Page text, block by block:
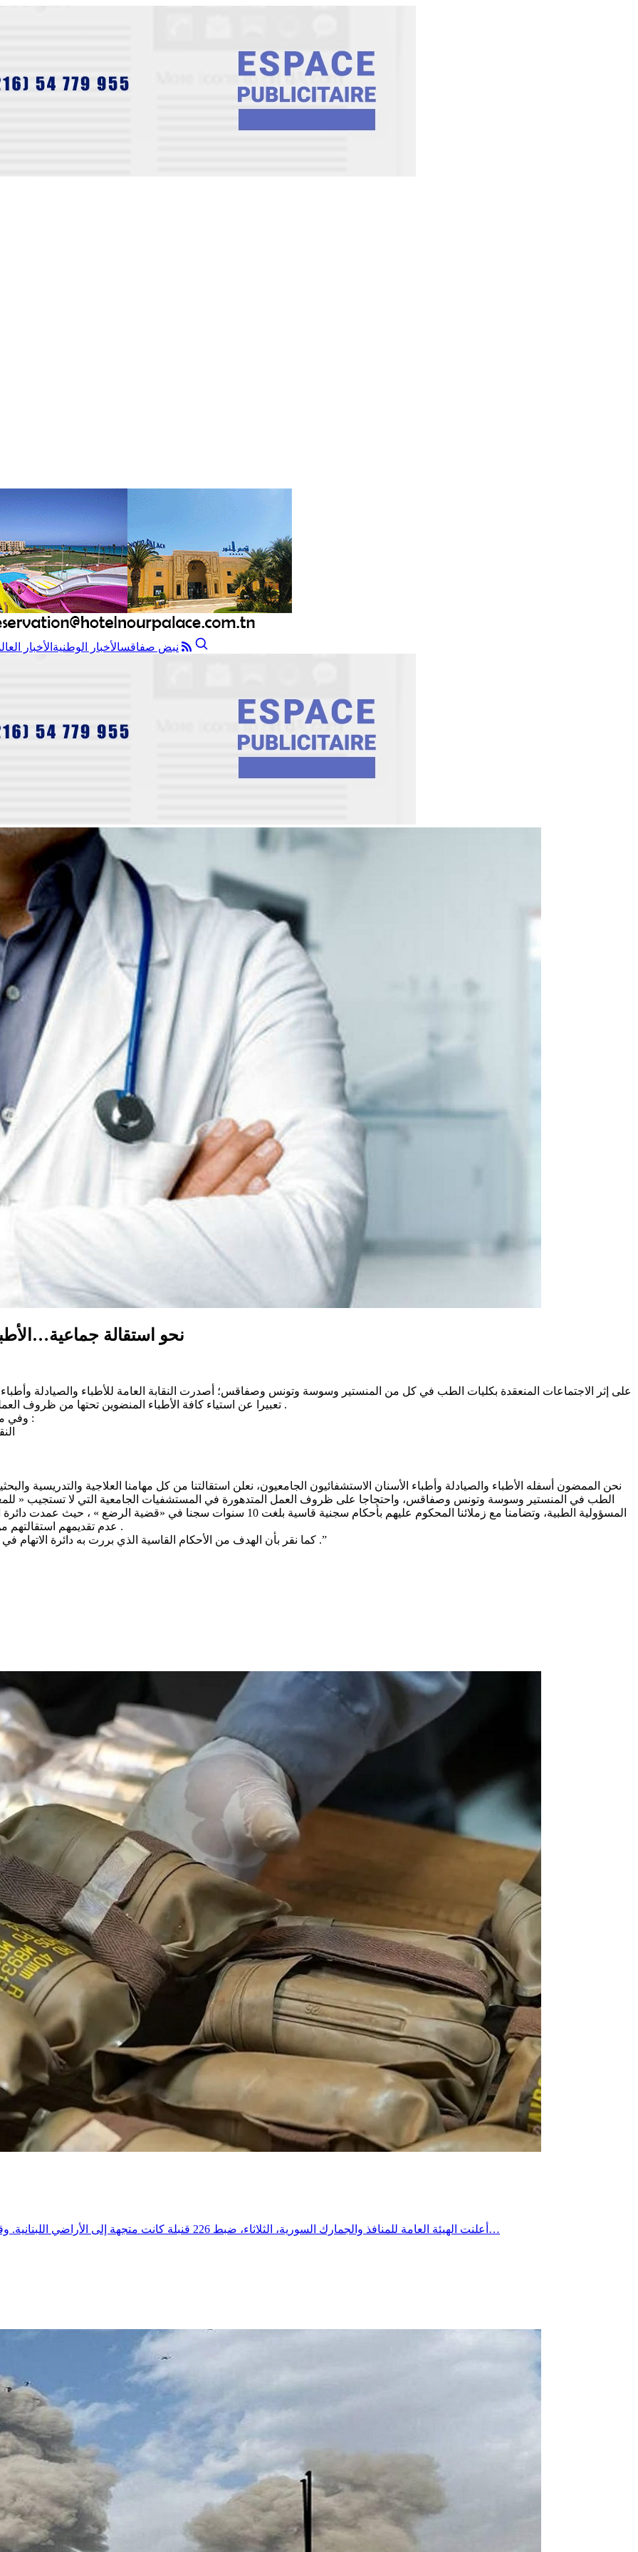
نبض صفاقسالأخبار الوطنية الأخبار
نحو استقالة
على إثر الاجتماعات المنعقدة بكليات الطب في كل من المنستير وسوسة وتونس وصفاقس؛ أصدرت النقابة العامة للأطباء والصيادلة وأطباء
تعبيرا عن استياء كافة الأطباء المنضوين تحتها من ظروف العمل ومن الأحكام السجنية التي طالت زملاؤهم على خلفية قضية الرضع .
وفي مايلي نص عريضة الاستقالة الصادرة بتاريخ اليوم الاثنين 21 أفريل 2025 :
نحن الممضون أسفله الأطباء والصيادلة وأطباء الأسنان الاستشفائيون الجامعيون، نعلن استقالتنا من كل مهامنا العلاجية والتدريسية
الطب في المنستير وسوسة وتونس وصفاقس، واحتجاجا على ظروف العمل المتدهورة في المستشفيات الجامعية التي لا تستجيب «
المسؤولية الطبية، وتضامنا مع زملائنا المحكوم عليهم بأحكام سجنية قاسية بلغت 10
عدم تقديمهم استقالتهم من مهامهم رغم إعلامهم سلطة الإشراف بالاخلالات في الغرفة البيضاء .
كما نقر بأن الهدف من الأحكام القاسية الذي بررت به دائرة الاتهام في منطوق حكمها، وهو زجر زملائنا وردعنا نحن قد تحقق بهذه الاستقالات .”
أعلنت الهيئة العامة للمنافذ والجمارك السورية، الثلاثاء، ضبط 226 قنبلة كانت متجهة إلى الأراضي اللبنانية. وقالت الهيئة، في بيان، إن أمانة جمارك جديدة يابوس ضبطت 226 قنبلةً…